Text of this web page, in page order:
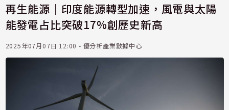
再生能源｜印度能源轉型加速，風電與太陽
能發電占比突破17%創歷史新高
2025年07月07日 12:00 - 優分析產業數據中心